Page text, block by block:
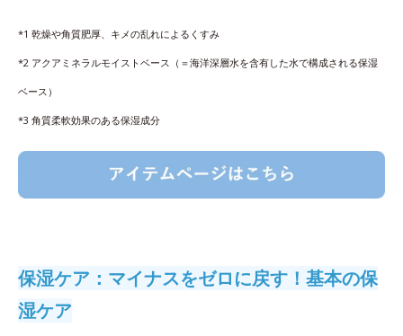
*1 乾燥や角質肥厚、キメの乱れによるくすみ
*2 アクアミネラルモイストベース（＝海洋深層水を含有した水で構成される保湿
ベース）
*3 角質柔軟効果のある保湿成分
保湿ケア：マイナスをゼロに戻す！基本の保
湿ケア